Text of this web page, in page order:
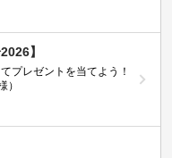
】
プレゼントを当てよう！
）